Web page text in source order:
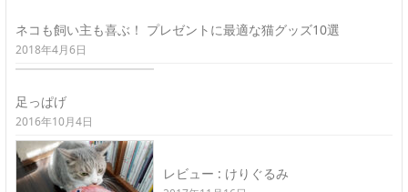
ネコも飼い主も喜ぶ！ プレゼントに最適な猫グッズ10選
2018年4月6日
足っぱげ
2016年10月4日
レビュー : けりぐるみ